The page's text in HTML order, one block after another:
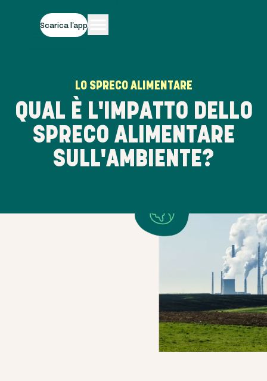
Scarica l'app
LO SPRECO ALIMENTARE
QUAL È L'IMPATTO DELLO
SPRECO ALIMENTARE
SULL'AMBIENTE?